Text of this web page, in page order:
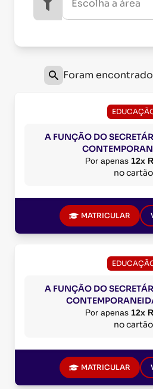
Escolha a área
Foram
A FUNÇÃO DO
Por apenas 12x
no cartão
MATRICULAR
A FUNÇÃO DO
Por apenas 12x
no cartão
MATRICULAR